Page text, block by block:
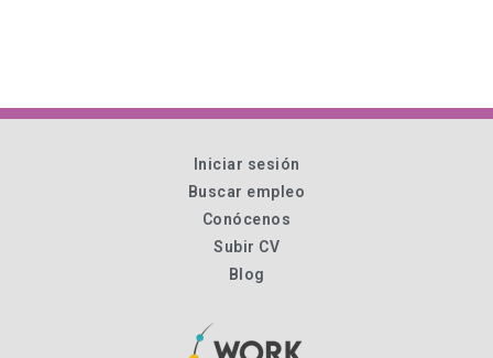
Iniciar sesión
Buscar empleo
Conócenos
Subir CV
Blog